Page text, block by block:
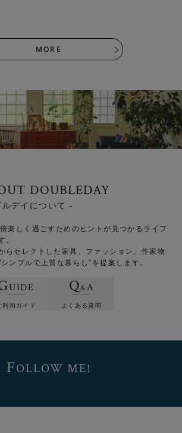
MORE
DOUBLEDAY
デイについて -
楽しく過ごすためのヒントが見つかるライフ
らセレクトした家具、ファッション、作家物
ンプルで上質な暮らし”を提案します。
UIDE
利用ガイド
Q&A
よくある質問
FOLLOW ME!